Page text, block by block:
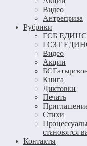
Видео
Антреприза
Рубрики
ГОБ
ГОЗТ
Видео
Акции
Книга
Диктовки
Печать
Стихи
становятся
Контакты